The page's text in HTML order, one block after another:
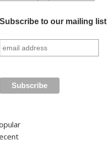
Subscribe to our mailing list